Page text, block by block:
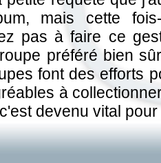
mais cette
pas à faire ce
préféré bien
font des efforts
à
devenu vital